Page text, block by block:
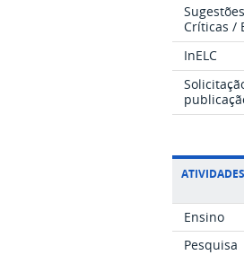
Críticas /
InELC
ATIVIDADES
Ensino
Pesquisa